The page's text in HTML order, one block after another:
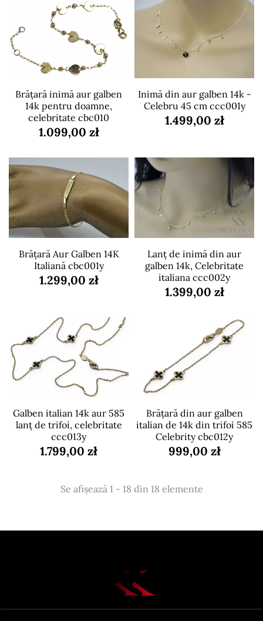
Brățară inimă aur galben
14k pentru doamne,
celebritate cbc010
1.099,00 zł
Inimă din aur galben 14k -
Celebru 45 cm ccc001y
1.499,00 zł
Brățară Aur Galben 14K
Italiană cbc001y
1.299,00 zł
Lanț de inimă din aur
galben 14k, Celebritate
italiana ccc002y
1.399,00 zł
Galben italian 14k aur 585
lanţ de trifoi, celebritate
ccc013y
1.799,00 zł
Brățară din aur galben
italian de 14k din trifoi 585
Celebrity cbc012y
999,00 zł
Se afișează 1 - 18 din 18 elemente